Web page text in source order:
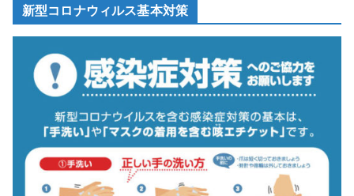
新型コロナウィルス基本対策